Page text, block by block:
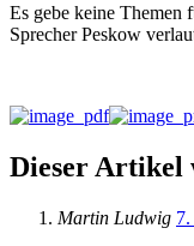
Es gebe keine Themen
Sprecher Peskow
Dieser Artikel
Martin Ludwig